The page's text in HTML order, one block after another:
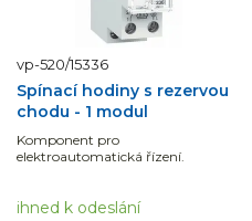
vp-520/15336
Spínací hodiny s rezervou
chodu - 1 modul
Komponent pro
elektroautomatická řízení.
ihned k odeslání